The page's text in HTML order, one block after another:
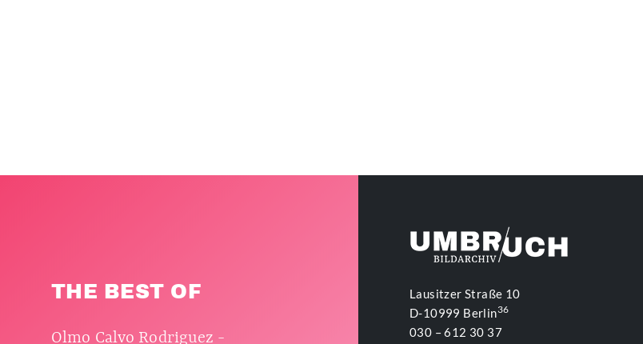
THE BEST OF
Olmo Calvo Rodriguez -
Lausitzer Straße 10
D-10999 Berlin36
030 – 612 30 37